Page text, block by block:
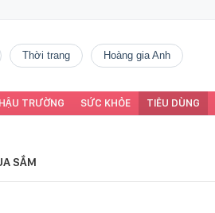
thời trang Hoàng gia Anh
HẬU TRƯỜNG SỨC KHỎE TIÊU DÙNG
SẮM